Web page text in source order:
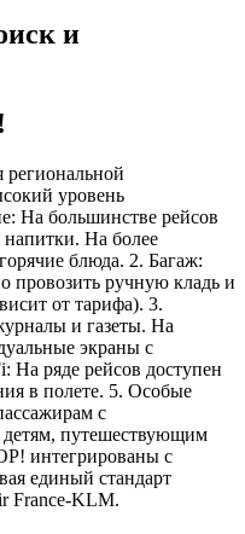
и
региональной
уровень
На большинстве рейсов
напитки. На более
блюда. 2. Багаж:
провозить ручную кладь и
от тарифа). 3.
и газеты. На
экраны с
На ряде рейсов доступен
в полете. 5. Особые
с
путешествующим
интегрированы с
единый стандарт
France-KLM.